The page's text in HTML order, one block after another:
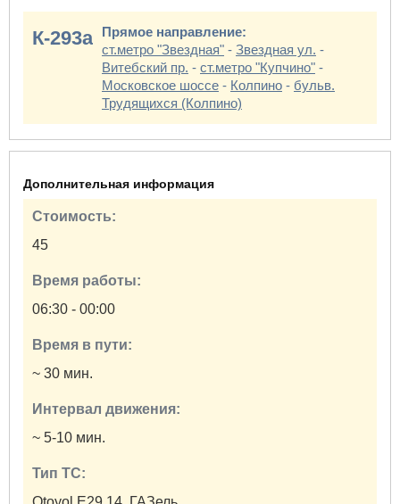
К-293а
Прямое направление:
ст.метро "Звездная" - Звездная ул. -
Витебский пр. - ст.метро "Купчино" -
Московское шоссе - Колпино - бульв.
Трудящихся (Колпино)
Дополнительная информация
Стоимость:
45
Время работы:
06:30 - 00:00
Время в пути:
~ 30 мин.
Интервал движения:
~ 5-10 мин.
Тип ТС: